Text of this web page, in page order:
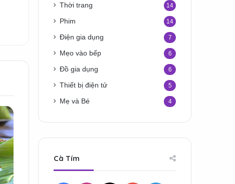
Thời trang 14
Phim 14
Điện gia dụng 7
Mẹo vào bếp 6
Đồ gia dụng 6
Thiết bị điện tử 5
Mẹ và Bé 4
Cà Tím